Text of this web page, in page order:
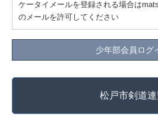
ケータイメールを登録される場合は
のメールを許可してください
少年部会員ログ
松戸市剣道連